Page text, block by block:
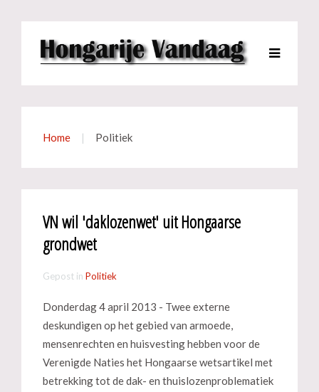
Home Politiek
VN wil 'daklozenwet' uit Hongaarse
grondwet
Gepost in Politiek
Donderdag 4 april 2013 - Twee externe
deskundigen op het gebied van armoede,
mensenrechten en huisvesting hebben voor de
Verenigde Naties het Hongaarse wetsartikel met
betrekking tot de dak- en thuislozenproblematiek